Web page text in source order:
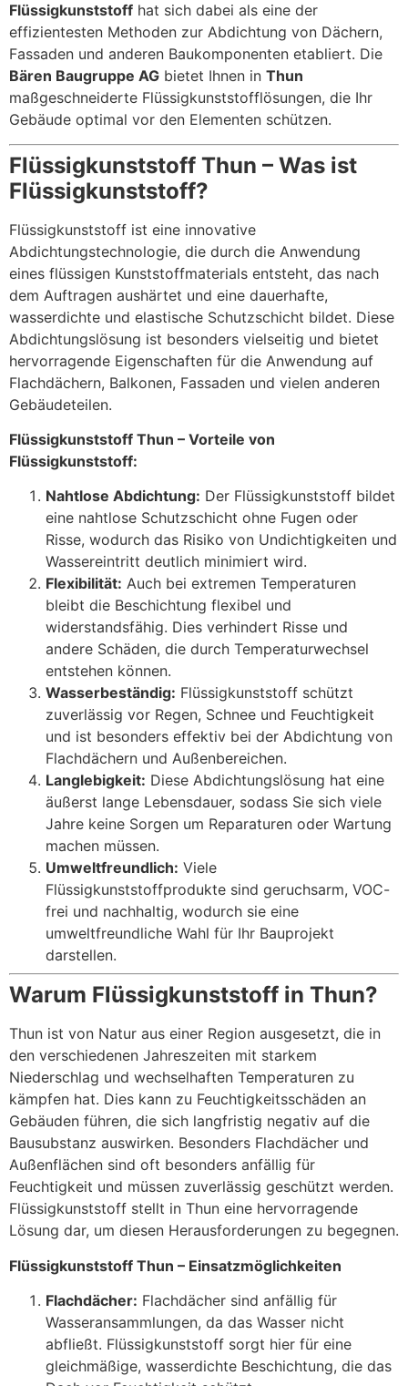
Flüssigkunststoff hat sich dabei als eine der
effizientesten Methoden zur Abdichtung von Dächern,
Fassaden und anderen Baukomponenten etabliert. Die
Bären Baugruppe AG bietet Ihnen in Thun
maßgeschneiderte Flüssigkunststofflösungen, die Ihr
Gebäude optimal vor den Elementen schützen.
Flüssigkunststoff Thun – Was ist
Flüssigkunststoff?
Flüssigkunststoff ist eine innovative
Abdichtungstechnologie, die durch die Anwendung
eines flüssigen Kunststoffmaterials entsteht, das nach
dem Auftragen aushärtet und eine dauerhafte,
wasserdichte und elastische Schutzschicht bildet. Diese
Abdichtungslösung ist besonders vielseitig und bietet
hervorragende Eigenschaften für die Anwendung auf
Flachdächern, Balkonen, Fassaden und vielen anderen
Gebäudeteilen.
Flüssigkunststoff Thun – Vorteile von
Flüssigkunststoff:
Nahtlose Abdichtung: Der Flüssigkunststoff bildet
eine nahtlose Schutzschicht ohne Fugen oder
Risse, wodurch das Risiko von Undichtigkeiten und
Wassereintritt deutlich minimiert wird.
Flexibilität: Auch bei extremen Temperaturen
bleibt die Beschichtung flexibel und
widerstandsfähig. Dies verhindert Risse und
andere Schäden, die durch Temperaturwechsel
entstehen können.
Wasserbeständig: Flüssigkunststoff schützt
zuverlässig vor Regen, Schnee und Feuchtigkeit
und ist besonders effektiv bei der Abdichtung von
Flachdächern und Außenbereichen.
Langlebigkeit: Diese Abdichtungslösung hat eine
äußerst lange Lebensdauer, sodass Sie sich viele
Jahre keine Sorgen um Reparaturen oder Wartung
machen müssen.
Umweltfreundlich: Viele
Flüssigkunststoffprodukte sind geruchsarm, VOC-
frei und nachhaltig, wodurch sie eine
umweltfreundliche Wahl für Ihr Bauprojekt
darstellen.
Warum Flüssigkunststoff in Thun?
Thun ist von Natur aus einer Region ausgesetzt, die in
den verschiedenen Jahreszeiten mit starkem
Niederschlag und wechselhaften Temperaturen zu
kämpfen hat. Dies kann zu Feuchtigkeitsschäden an
Gebäuden führen, die sich langfristig negativ auf die
Bausubstanz auswirken. Besonders Flachdächer und
Außenflächen sind oft besonders anfällig für
Feuchtigkeit und müssen zuverlässig geschützt werden.
Flüssigkunststoff stellt in Thun eine hervorragende
Lösung dar, um diesen Herausforderungen zu begegnen.
Flüssigkunststoff Thun – Einsatzmöglichkeiten
Flachdächer: Flachdächer sind anfällig für
Wasseransammlungen, da das Wasser nicht
abfließt. Flüssigkunststoff sorgt hier für eine
gleichmäßige, wasserdichte Beschichtung, die das